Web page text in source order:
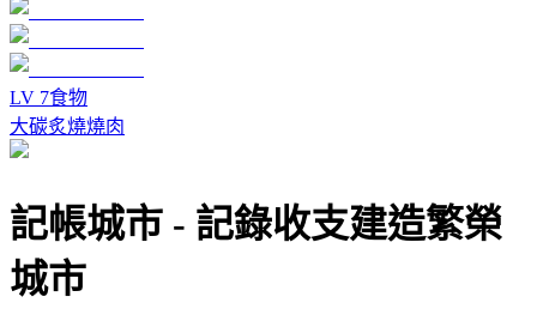
LV 7食物
大碳炙燒燒肉
記帳城市 - 記錄收支建造繁榮
城市